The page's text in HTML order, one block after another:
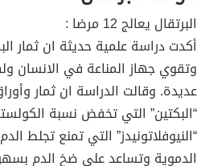
البرتقال يعالج 12 مرضا :
وتقوي جهاز المناعة في الانسان
عديدة. وقالت الدراسة ان ثمار
“البكتين” التي تخفض نسبة
“النيوفلاتونيدز” التي تمنع تجلط
الدموية وتساعد على ضخ الدم